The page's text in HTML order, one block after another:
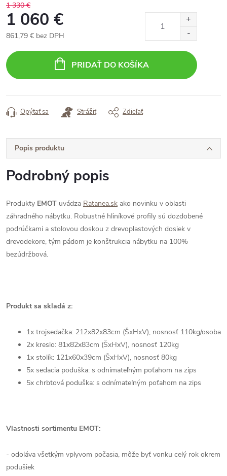
1 330 €
1 060 €
861,79 € bez DPH
cena:
PRIDAŤ DO KOŠÍKA
Opýtať sa Strážiť Zdieľať
Popis produktu
Podrobný popis
Produkty EMOT uvádza Ratanea.sk ako novinku v oblasti
záhradného nábytku. Robustné hliníkové profily sú dozdobené
podrúčkami a stolovou doskou z drevoplastových dosiek v
drevodekore, tým pádom je konštrukcia nábytku na 100%
bezúdržbová.
Produkt sa skladá z:
1x trojsedačka: 212x82x83cm (ŠxHxV), nosnosť 110kg/osoba
2x kreslo: 81x82x83cm (ŠxHxV), nosnosť 120kg
1x stolík: 121x60x39cm (ŠxHxV), nosnosť 80kg
5x sedacia poduška: s odnímateľným poťahom na zips
5x chrbtová poduška: s odnímateľným poťahom na zips
Vlastnosti sortimentu EMOT:
- odoláva všetkým vplyvom počasia, môže byť vonku celý rok okrem
podušiek